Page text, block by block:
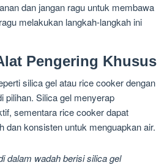
dan jangan ragu untuk membawa
melakukan langkah-langkah ini
Pengering Khusus
silica gel atau rice cooker dengan
pilihan. Silica gel menyerap
sementara rice cooker dapat
dan konsisten untuk menguapkan air.
dalam wadah berisi silica gel